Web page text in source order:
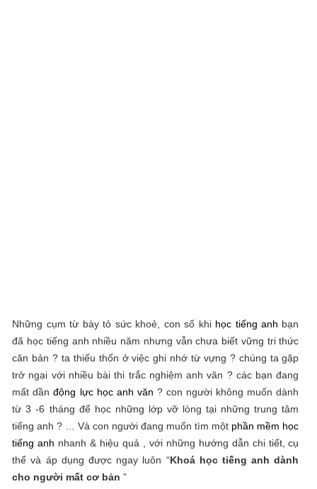
Những cụm từ bày tỏ sức khoẻ, con số khi học tiếng anh bạn
đã học tiếng anh nhiều năm nhưng vẫn chưa biết vững tri thức
căn bản ? ta thiếu thốn ở việc ghi nhớ từ vựng ? chúng ta gặp
trở ngại với nhiều bài thi trắc nghiệm anh văn ? các bạn đang
mất dầnđộng lực học anh văn ? con người không muốn dành
từ 3 -6 tháng để học những lớp vỡ lòng tại những trung tâm
tiếng anh ? … Và con người đang muốn tìm một phần mềm học
tiếng anh nhanh & hiệu quả , với những hướng dẫn chi tiết, cụ
thể và áp dụng được ngay luôn “Khoá học tiếng anh dành
cho người mất cơ bản”